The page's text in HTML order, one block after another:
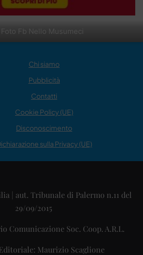
Foto Fb Nello Musumeci
Chi siamo
Pubblicità
Contatti
Cookie Policy (UE)
Disconoscimento
sulla Privacy (UE)
| aut. Tribunale di Palermo n.11 del
29/09/2015
Comunicazione Soc. Coop. A.R.L.
Maurizio Scaglione